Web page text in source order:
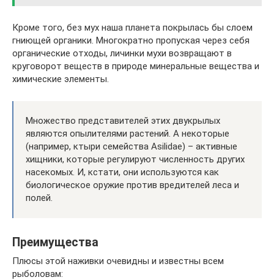
Кроме того, без мух наша планета покрылась бы слоем
гниющей органики. Многократно пропуская через себя
органические отходы, личинки мухи возвращают в
круговорот веществ в природе минеральные вещества и
химические элементы.
Множество представителей этих двукрылых
являются опылителями растений. А некоторые
(например, ктыри семейства Asilidae) – активные
хищники, которые регулируют численность других
насекомых. И, кстати, они используются как
биологическое оружие против вредителей леса и
полей.
Преимущества
Плюсы этой наживки очевидны и известны всем
рыболовам: